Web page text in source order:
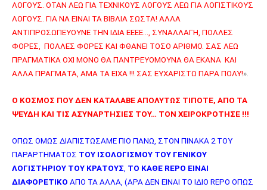
ΛΟΓΟΥΣ. ΟΤΑΝ ΛΕΩ ΓΙΑ ΤΕΧΝΙΚΟΥΣ ΛΟΓΟΥΣ ΛΕΩ ΓΙΑ ΛΟΓΙΣΤΙΚΟΥΣ
ΛΟΓΟΥΣ. ΓΙΑ ΝΑ ΕΙΝΑΙ ΤΑ ΒΙΒΛΙΑ ΣΩΣΤΑ! ΑΛΛΑ
ΑΝΤΙΠΡΟΣΩΠΕΥΟΥΝΕ ΤΗΝ ΙΔΙΑ ΕΕΕΕ…, ΣΥΝΑΛΛΑΓΗ, ΠΟΛΛΕΣ
ΦΟΡΕΣ, ΠΟΛΛΕΣ ΦΟΡΕΣ ΚΑΙ ΦΘΑΝΕΙ ΤΟΣΟ ΑΡΙΘΜΟ. ΣΑΣ ΛΕΩ
ΠΡΑΓΜΑΤΙΚΑ ΟΧΙ ΜΟΝΟ ΘΑ ΠΑΝΤΡΕΥΟΜΟΥΝΑ ΘΑ ΕΚΑΝΑ ΚΑΙ
ΑΛΛΑ ΠΡΑΓΜΑΤΑ, ΑΜΑ ΤΑ ΕΙΧΑ !!! ΣΑΣ ΕΥΧΑΡΙΣΤΩ ΠΑΡΑ ΠΟΛΥ!».
Ο ΚΟΣΜΟΣ ΠΟΥ ΔΕΝ ΚΑΤΑΛΑΒΕ ΑΠΟΛΥΤΩΣ ΤΙΠΟΤΕ, ΑΠΟ ΤΑ
ΨΕΥΔΗ ΚΑΙ ΤΙΣ ΑΣΥΝΑΡΤΗΣΙΕΣ ΤΟΥ… ΤΟΝ ΧΕΙΡΟΚΡΟΤΗΣΕ !!!
ΟΠΩΣ ΟΜΩΣ ΔΙΑΠΙΣΤΩΣΑΜΕ ΠΙΟ ΠΑΝΩ, ΣΤΟΝ ΠΙΝΑΚΑ 2 ΤΟΥ
ΠΑΡΑΡΤΗΜΑΤΟΣ ΤΟΥ ΙΣΟΛΟΓΙΣΜΟΥ ΤΟΥ ΓΕΝΙΚΟΥ
ΛΟΓΙΣΤΗΡΙΟΥ ΤΟΥ ΚΡΑΤΟΥΣ, ΤΟ ΚΑΘΕ REPO ΕΙΝΑΙ
ΔΙΑΦΟΡΕΤΙΚΟ ΑΠΟ ΤΑ ΑΛΛΑ, (ΑΡΑ ΔΕΝ ΕΙΝΑΙ ΤΟ ΙΔΙΟ REPO ΟΠΩΣ